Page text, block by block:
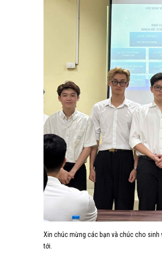
Xin chúc mừng các bạn và chúc cho
tới.